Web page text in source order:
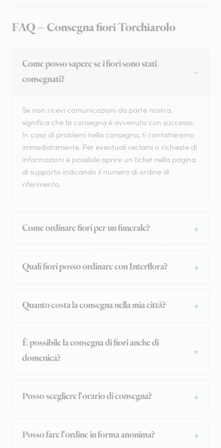
FAQ – Consegna fiori Torchiarolo
Come posso sapere se i fiori sono stati
consegnati?
Se non ricevi comunicazioni da parte nostra,
significa che la consegna è avvenuta con successo.
In caso di problemi nella consegna, ti contatteremo
immediatamente. Per eventuali reclami o richieste di
informazioni è possibile aprire un ticket nella pagina
di supporto indicando il numero di ordine di
riferimento.
Come ordinare fiori per un funerale?
Quali fiori posso ordinare con Interflora?
Quanto costa la consegna nella mia città?
È possibile la consegna di fiori anche di
domenica?
Posso scegliere l'orario di consegna?
Posso fare l'ordine in forma anonima?